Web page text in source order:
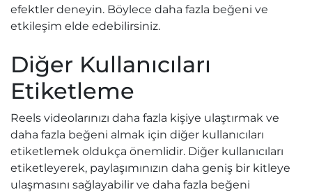
efektler deneyin. Böylece daha fazla beğeni ve
etkileşim elde edebilirsiniz.
Diğer Kullanıcıları
Etiketleme
Reels videolarınızı daha fazla kişiye ulaştırmak ve
daha fazla beğeni almak için diğer kullanıcıları
etiketlemek oldukça önemlidir. Diğer kullanıcıları
etiketleyerek, paylaşımınızın daha geniş bir kitleye
ulaşmasını sağlayabilir ve daha fazla beğeni